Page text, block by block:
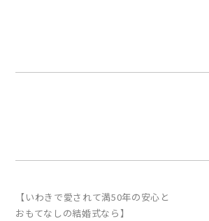
【いわきで愛されて満50年の安心と
おもてなしの結婚式なら】